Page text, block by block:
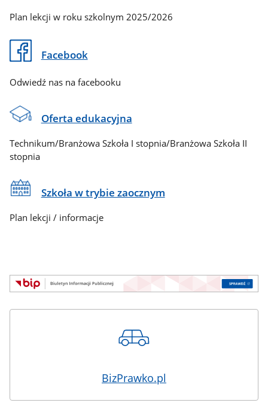
Plan lekcji w roku szkolnym 2025/2026
Facebook
Odwiedź nas na facebooku
Oferta edukacyjna
Technikum/Branżowa Szkoła I stopnia/Branżowa Szkoła II
stopnia
Szkoła w trybie zaocznym
Plan lekcji / informacje
BizPrawko.pl